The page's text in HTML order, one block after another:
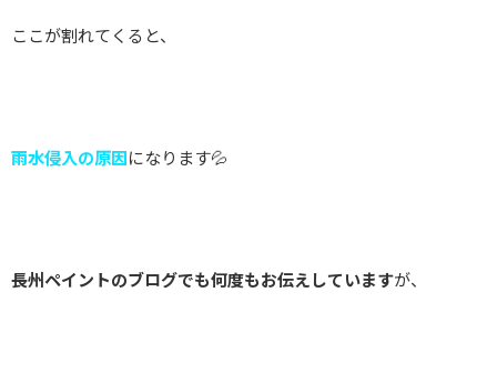
ここが割れてくると、
雨水侵入の原因になります💦
長州ペイントのブログでも何度もお伝えしていますが、